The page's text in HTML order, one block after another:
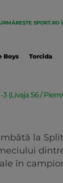
SPORT.RO
Boys Torcida
56 /
la
în